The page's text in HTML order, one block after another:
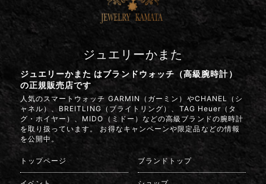
ジュエリーかまた
ジュエリーかまた はブランドウォッチ（高級腕時計）
の正規販売店です
人気のスマートウォッチ GARMIN（ガーミン）やCHANEL（シ
ャネル）、BREITLING（ブライトリング）、TAG Heuer（タ
グ・ホイヤー）、MIDO（ミドー）などの高級ブランドの腕時計
を取り扱っています。 お得なキャンペーンや限定品などの情報
を公開中。
トップページ ブランドトップ